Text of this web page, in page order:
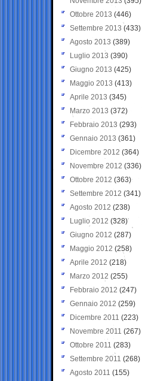
Ottobre 2013 (446)
Settembre 2013 (433)
Agosto 2013 (389)
Luglio 2013 (390)
Giugno 2013 (425)
Maggio 2013 (413)
Aprile 2013 (345)
Marzo 2013 (372)
Febbraio 2013 (293)
Gennaio 2013 (361)
Dicembre 2012 (364)
Novembre 2012 (336)
Ottobre 2012 (363)
Settembre 2012 (341)
Agosto 2012 (238)
Luglio 2012 (328)
Giugno 2012 (287)
Maggio 2012 (258)
Aprile 2012 (218)
Marzo 2012 (255)
Febbraio 2012 (247)
Gennaio 2012 (259)
Dicembre 2011 (223)
Novembre 2011 (267)
Ottobre 2011 (283)
Settembre 2011 (268)
Agosto 2011 (155)